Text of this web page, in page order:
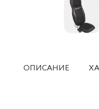
ОПИСАНИЕ